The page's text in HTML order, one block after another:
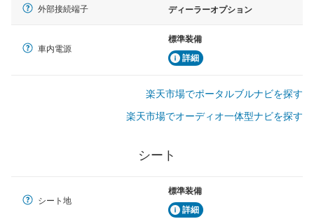
外部接続端子 ディーラーオプション
車内電源
標準装備
詳細
楽天市場でポータルブルナビを探す
楽天市場でオーディオ一体型ナビを探す
シート
シート地
標準装備
詳細